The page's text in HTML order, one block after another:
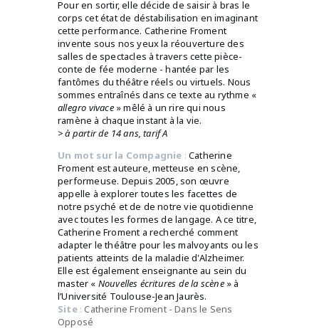
Pour en sortir, elle décide de saisir à bras le
corps cet état de déstabilisation en imaginant
cette performance. Catherine Froment
invente sous nos yeux la réouverture des
salles de spectacles à travers cette pièce-
conte de fée moderne - hantée par les
fantômes du théâtre réels ou virtuels. Nous
sommes entraînés dans ce texte au rythme «
allegro vivace» mêlé à un rire qui nous
ramène à chaque instant à la vie.
> à partir de 14 ans, tarif A
Un mot sur la Compagnie :Catherine
Froment est auteure, metteuse en scène,
performeuse. Depuis 2005, son œuvre
appelle à explorer toutes les facettes de
notre psyché et de de notre vie quotidienne
avec toutes les formes de langage. A ce titre,
Catherine Froment a recherché comment
adapter le théâtre pour les malvoyants ou les
patients atteints de la maladie d'Alzheimer.
Elle est également enseignante au sein du
master « Nouvelles écritures de la scène» à
l’Université Toulouse-Jean Jaurès.
Site : Catherine Froment - Dans le Sens
Opposé